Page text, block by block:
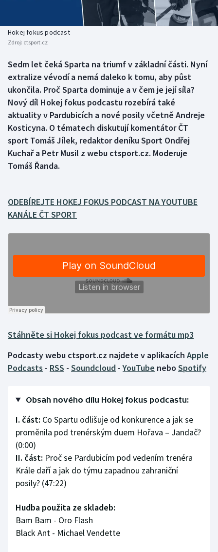
Boby a skeleton
Box
Curling
Dostihy
Florbal
Futsal
Gymnastika
Moderní pětiboj
Olympijské hry
Parasport
Plavání
Plážový volejbal
Ragby
Rychlobruslení
AZ kvíz
Hokej fokus podcast
Zdroj: ctsport.cz
Sedm let čeká Sparta na triumf v základní části. Nyní
extralize vévodí a nemá daleko k tomu, aby půst
ukončila. Proč Sparta dominuje a v čem je její síla?
Nový díl Hokej fokus podcastu rozebírá také
aktuality v Pardubicích a nové posily včetně Andreje
Kosticyna. O tématech diskutují komentátor ČT
sport Tomáš Jílek, redaktor deníku Sport Ondřej
Kuchař a Petr Musil z webu ctsport.cz. Moderuje
Tomáš Řanda.
ODEBÍREJTE HOKEJ FOKUS PODCAST NA YOUTUBE
KANÁLE ČT SPORT
Stáhněte si Hokej fokus podcast ve formátu mp3
Podcasty webu ctsport.cz najdete v aplikacích Apple
Podcasts - RSS - Soundcloud -YouTube nebo Spotify
Obsah nového dílu Hokej fokus podcastu:
I. část: Co Spartu odlišuje od konkurence a jak se
proměnila pod trenérským duem Hořava – Jandač?
(0:00)
II. část: Proč se Pardubicím pod vedením trenéra
Krále daří a jak do týmu zapadnou zahraniční
posily? (47:22)
Hudba použita ze skladeb:
Bam Bam - Oro Flash
Black Ant - Michael Vendette